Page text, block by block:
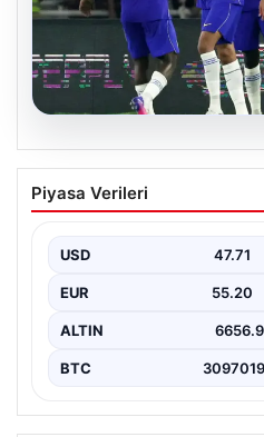
Chelsea, Milan
Maçında Fark Yarattı
maçında İtalya’nın köklü
mağlup ederek…
Piyasa Verileri
USD 47.71
EUR 55.20
ALTIN 6656.9
BTC 3097019